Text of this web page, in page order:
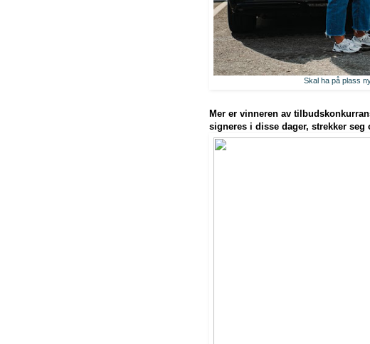
Skal ha på plass
Mer er vinneren av
signeres i disse dager, strekker